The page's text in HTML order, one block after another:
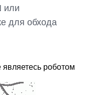
или
для обхода
роботом